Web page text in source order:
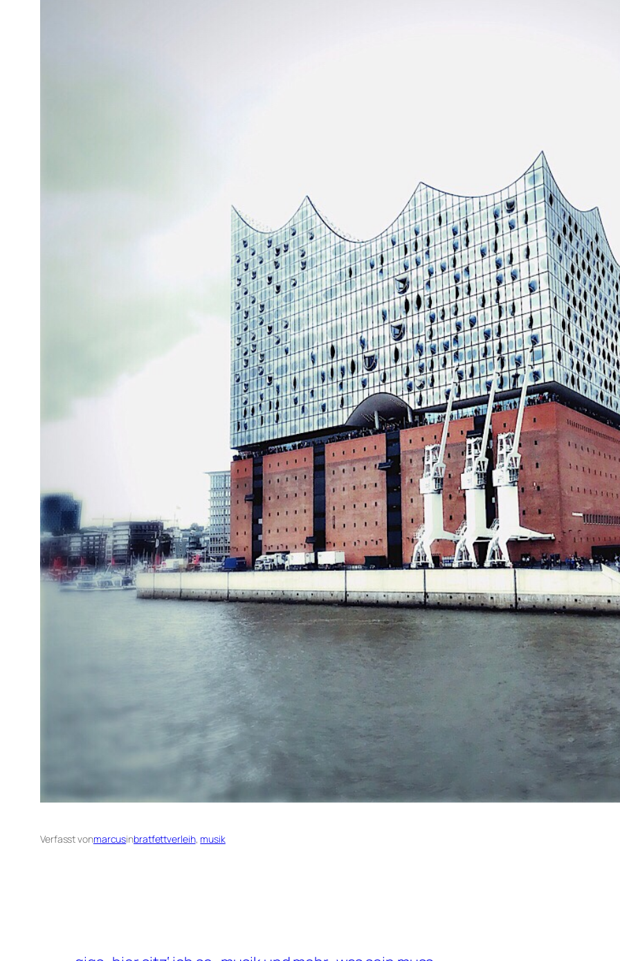
Verfasst vonmarcusinbratfettverleih, musik